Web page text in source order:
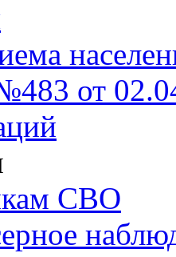
от
СВО